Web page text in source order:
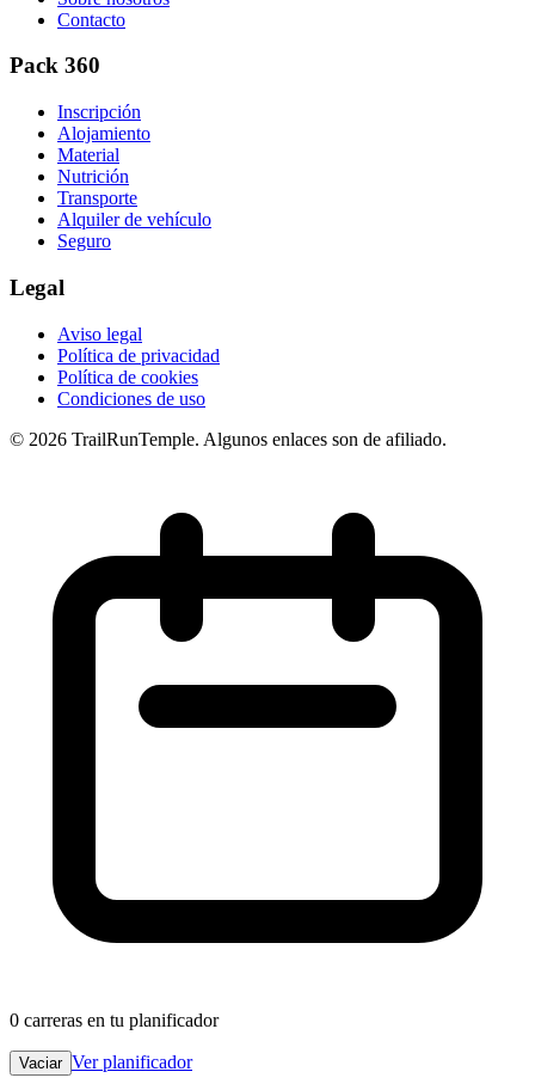
Contacto
Pack 360
Inscripción
Alojamiento
Material
Nutrición
Transporte
Alquiler de vehículo
Seguro
Legal
Aviso legal
Política de privacidad
Política de cookies
Condiciones de uso
© 2026 TrailRunTemple. Algunos enlaces son de afiliado.
0 carreras en tu planificador
Vaciar Ver planificador